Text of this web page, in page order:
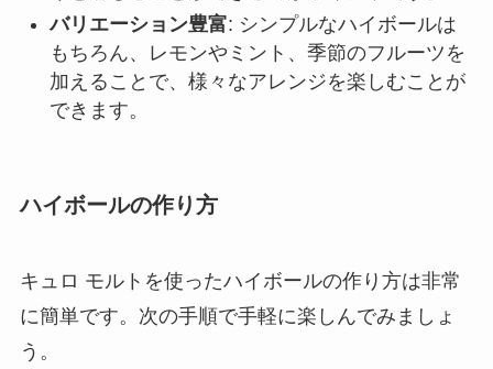
バリエーション豊富: シンプルなハイボールは
もちろん、レモンやミント、季節のフルーツを
加えることで、様々なアレンジを楽しむことが
できます。
ハイボールの作り方
キュロ モルトを使ったハイボールの作り方は非常
に簡単です。次の手順で手軽に楽しんでみましょ
う。